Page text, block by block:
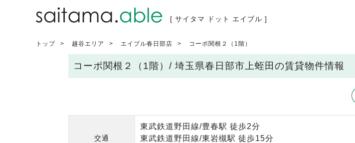
[ サイタマ ドット エイブル ]
トップ 越谷エリア エイブル春日部店 コーポ関根２（1階）
コーポ関根２（1階）/ 埼玉県春日部市上蛭田の賃貸物件情報
交通
東武鉄道野田線/豊春駅 徒歩2分
東武鉄道野田線/東岩槻駅 徒歩15分